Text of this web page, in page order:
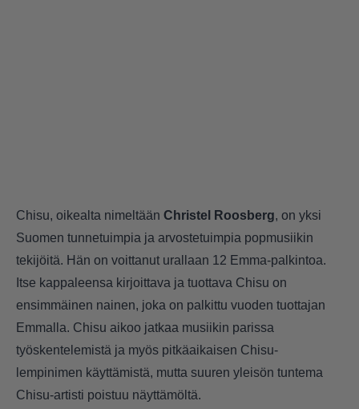
Chisu, oikealta nimeltään Christel Roosberg, on yksi
Suomen tunnetuimpia ja arvostetuimpia popmusiikin
tekijöitä. Hän on voittanut urallaan 12 Emma-palkintoa.
Itse kappaleensa kirjoittava ja tuottava Chisu on
ensimmäinen nainen, joka on palkittu vuoden tuottajan
Emmalla. Chisu aikoo jatkaa musiikin parissa
työskentelemistä ja myös pitkäaikaisen Chisu-
lempinimen käyttämistä, mutta suuren yleisön tuntema
Chisu-artisti poistuu näyttämöltä.